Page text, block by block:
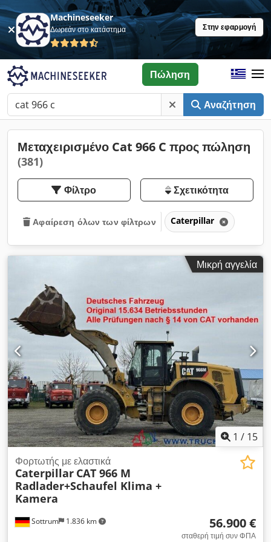
Machineseeker
Δωρεάν στο κατάστημα Στην εφαρμογή
Αναζήτηση
Πώληση
Μεταχειρισμένο Cat 966 C προς πώληση
(381)
Φίλτρο Σχετικότητα
Αφαίρεση όλων των φίλτρων Caterpillar
Μικρή αγγελία
1 / 15
Sottrum 1.836 km
Φορτωτής με ελαστικά
Caterpillar CAT 966 M
Radlader+Schaufel Klima +
Kamera
56.900 €
σταθερή τιμή συν ΦΠΑ